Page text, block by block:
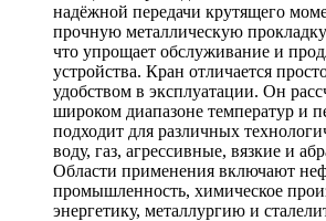
надёжной передачи крутящего
прочную металлическую
что упрощает обслуживание и
устройства. Кран отличается
удобством в эксплуатации. Он
широком диапазоне температур и
подходит для различных
воду, газ, агрессивные, вязкие и
Области применения включают
промышленность, химическое
энергетику, металлургию и